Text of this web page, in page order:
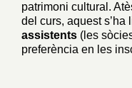
patrimoni cultural.
del curs, aquest s’ha
assistents (les
preferència en les